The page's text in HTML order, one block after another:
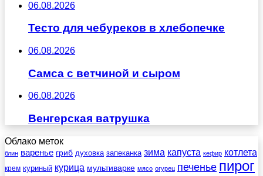
06.08.2026
Тесто для чебуреков в хлебопечке
06.08.2026
Самса с ветчиной и сыром
06.08.2026
Венгерская ватрушка
Облако меток
блин варенье гриб духовка запеканка зима капуста кефир котлета
крем куриный курица мультиварке мясо огурец печенье пирог